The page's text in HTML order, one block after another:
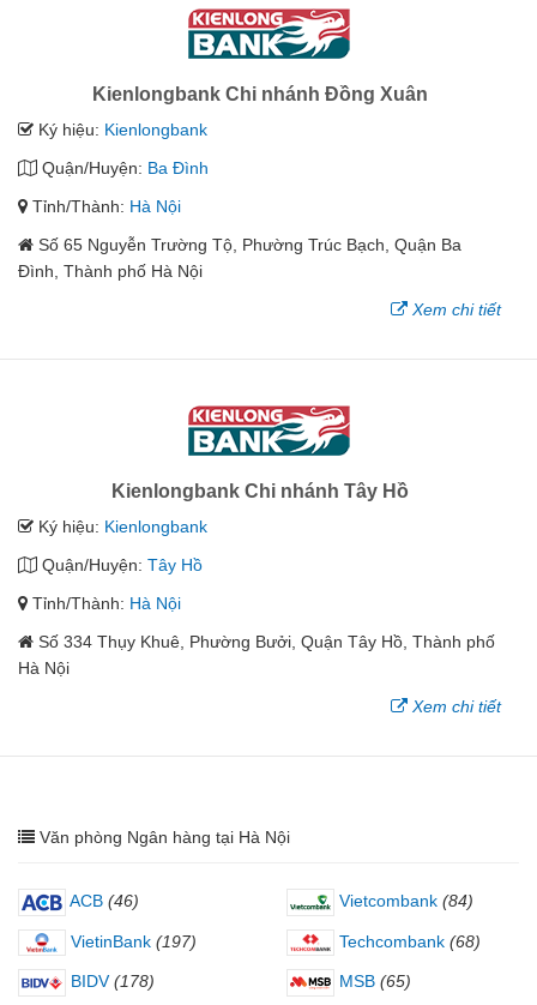
Kienlongbank Chi nhánh Đồng Xuân
Ký hiệu: Kienlongbank
Quận/Huyện: Ba Đình
Tỉnh/Thành: Hà Nội
Số 65 Nguyễn Trường Tộ, Phường Trúc Bạch, Quận Ba
Đình, Thành phố Hà Nội
Xem chi tiết
Kienlongbank Chi nhánh Tây Hồ
Ký hiệu: Kienlongbank
Quận/Huyện: Tây Hồ
Tỉnh/Thành: Hà Nội
Số 334 Thụy Khuê, Phường Bưởi, Quận Tây Hồ, Thành phố
Hà Nội
Xem chi tiết
Văn phòng Ngân hàng tại Hà Nội
ACB (46) Vietcombank (84)
VietinBank (197) Techcombank (68)
BIDV (178) MSB (65)